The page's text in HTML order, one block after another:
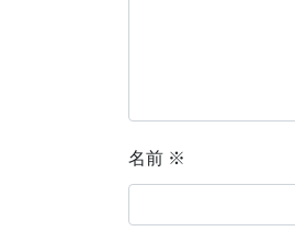
名前 ※